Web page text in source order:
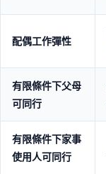
配偶工作彈性
有限條件下父母
可同行
有限條件下家事
使用人可同行